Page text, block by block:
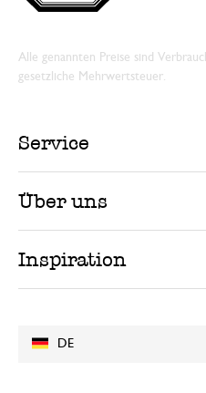
DE
Alle genannten Preise sind
gesetzliche Mehrwertsteuer.
Service
Über uns
Inspiration